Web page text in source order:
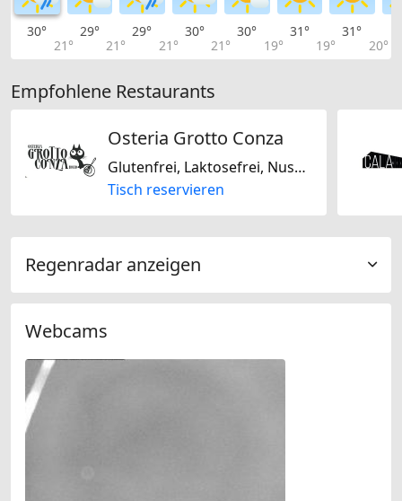
30°
21°
29°
21°
29°
21°
30°
21°
30°
19°
31°
19°
31°
20°
Empfohlene Restaurants
Osteria Grotto Conza
Glutenfrei, Laktosefrei, Nussfrei, Sojafrei, Nur vegan, Nur vegetarisch, Jain-vegetarisch, Saisonal, Italienisch, Regional, Schweizerisch, Mediterran
Tisch reservieren
Regenradar anzeigen
Webcams